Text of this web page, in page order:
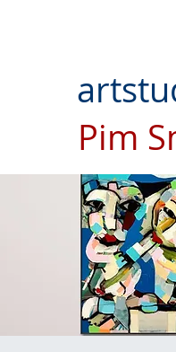
Pim